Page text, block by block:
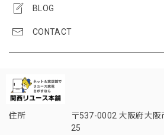
BLOG
CONTACT
住所
〒537-0002 大阪府大
25